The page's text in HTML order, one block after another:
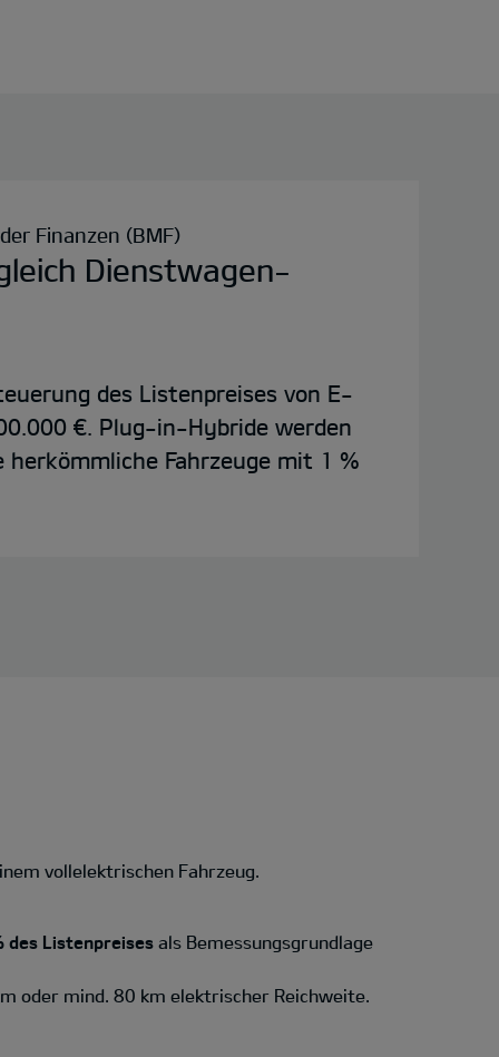
Finanzen (BMF)
Dienstwagen-
des Listenpreises von E-
€. Plug-in-Hybride werden
herkömmliche Fahrzeuge mit 1 %
vollelektrischen Fahrzeug.
des Listenpreises als Bemessungsgrundlage
oder mind. 80 km elektrischer Reichweite.